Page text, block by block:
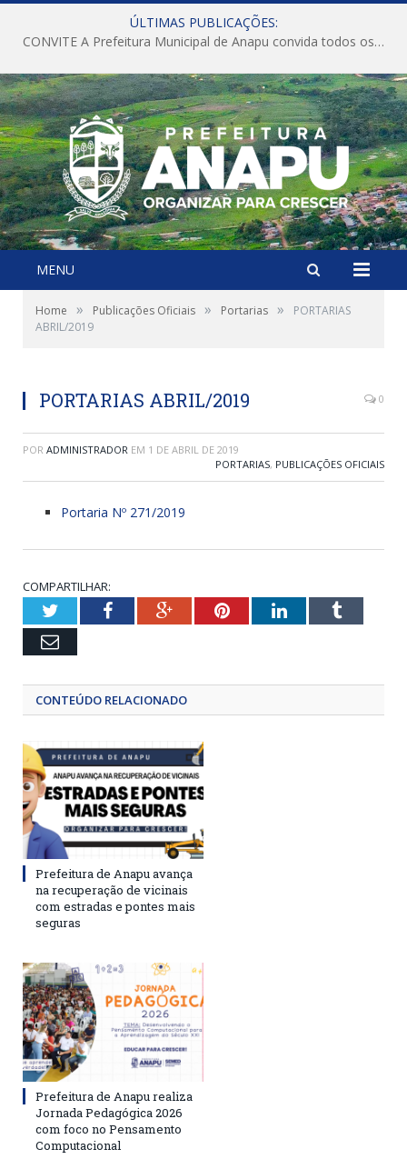
ÚLTIMAS PUBLICAÇÕES:
CONVITE A Prefeitura Municipal de Anapu convida todos os servidores públicos municipais para participarem da Audiência Pública de discussão da Lei de Diretrizes Orçamentárias (LDO), importante instrumento de planejamento das ações e investimentos da Administração Pública para o próximo exercício financeiro.
MENU
Home » Publicações Oficiais » Portarias »
PORTARIAS
ABRIL/2019
PORTARIAS ABRIL/2019 0
POR ADMINISTRADOR EM 1 DE ABRIL DE 2019
PORTARIAS, PUBLICAÇÕES OFICIAIS
Portaria Nº 271/2019
COMPARTILHAR:
TwitterFacebookGoogle+PinterestLinkedInTumblr
Email
CONTEÚDO RELACIONADO
Prefeitura de Anapu avança
na recuperação de vicinais
com estradas e pontes mais
seguras
Prefeitura de Anapu realiza
Jornada Pedagógica 2026
com foco no Pensamento
Computacional